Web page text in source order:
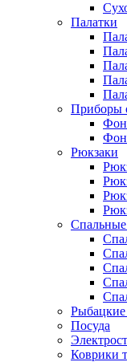
Палатки
Приборы
Рюкзаки
Посуда
Коврики